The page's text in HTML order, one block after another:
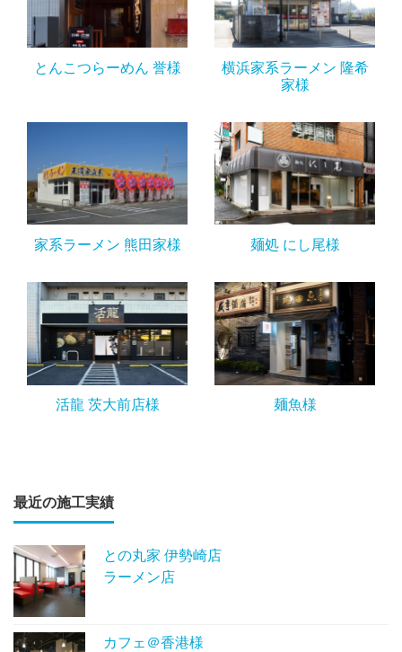
とんこつらーめん 誉様
横浜家系ラーメン 隆希
家様
家系ラーメン 熊田家様 麺処 にし尾様
活龍 茨大前店様 麺魚様
最近の施工実績
との丸家 伊勢崎店
ラーメン店
カフェ＠香港様